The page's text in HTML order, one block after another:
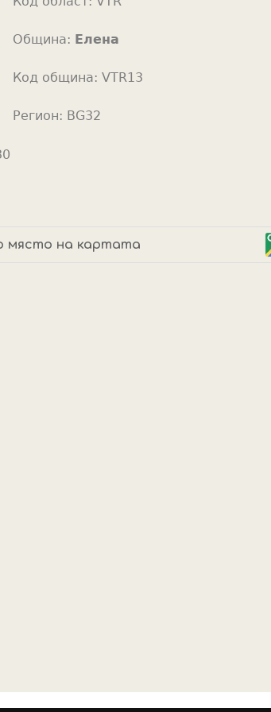
Община: Елена
Код община: VTR13
Регион: BG32
място на картата